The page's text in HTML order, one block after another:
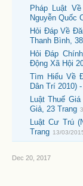
Pháp Luật
Nguyễn Quốc
Hỏi Đáp Về
Thanh Bình,
Hỏi Đáp
Động Xã Hội
Tìm Hiểu Về
Dân Trí 2010)
Luật Thuế
Giả, 23 Trang
Luật Cư Trú
Trang 13/03/
Dec 20, 2017